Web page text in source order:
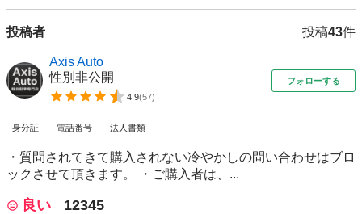
投稿者 投稿43件
Axis Auto
性別非公開
4.9(57)
フォローする
身分証 電話番号 法人書類
・質問されてきて購入されない冷やかしの問い合わせはブロ
ックさせて頂きます。 ・ご購入者は、...
良い
12345